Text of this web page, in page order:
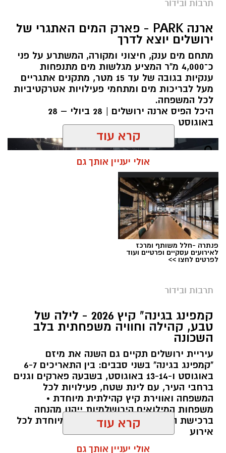
תרבות ובידור
ארנה PARK - פארק המים האתגרי של
ירושלים יוצא לדרך
מתחם מים ענק, חיצוני ומקורה, המשתרע על פני
כ־4,000 מ"ר המציע מגלשות מים מתנפחות
ענקיות בגובה של עד 15 מטר, מתקנים אתגריים
מעל לבריכות מים ומתחמי פעילויות אטרקטיביות
לכל המשפחה.
היכל הפיס ארנה ירושלים | 28 ביולי – 28
באוגוסט
מערכת ירושלים נט / 10:00 28.07.26
תגים:פארק המים
עיריית ירושלים, באמצעות החברה העירונית
"אריאל", מרעננת את הקיץ הירושלמי עם ארנה
PARK - פארק המים האתגרי של ירושלים, שייפתח
היום (ג', 28 ביולי ) בהיכל הפיס ארנה בירושלים.
הפארק החדש יתפרס על פני שני מתחמים
מרכזיים, מתחם חיצוני פתוח ומתחם פנימי מקורה.
קרא עוד
אולי יעניין אותך גם
פנתרה -חלל משותף ומרכז
לאירועים עסקיים ופרטיים ועוד
לפרטים לחצו >>
תרבות ובידור
קמפינג בגינה" קיץ 2026 - לילה של
טבע, קהילה וחוויה משפחתית בלב
השכונה
עיריית ירושלים תקיים גם השנה את מיזם
"קמפינג בגינה" בשני סבבים: בין התאריכים 6-7
באוגוסט ו-13-14 באוגוסט, בשבעה פארקים וגנים
ברחבי העיר, עם לינת שטח, פעילויות לכל
המשפחה ואווירת קיץ קהילתית מיוחדת •
משפחות המילואים הירושלמיות ייהנו מהנחה
ברכישת הכרטיסים ושמירת הקצאה מיוחדת לכל
אירוע
קרא עוד
אולי יעניין אותך גם